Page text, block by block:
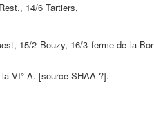
14/6 Tartiers,
15/2 Bouzy, 16/3 ferme de la
VI° A. [source SHAA ?].